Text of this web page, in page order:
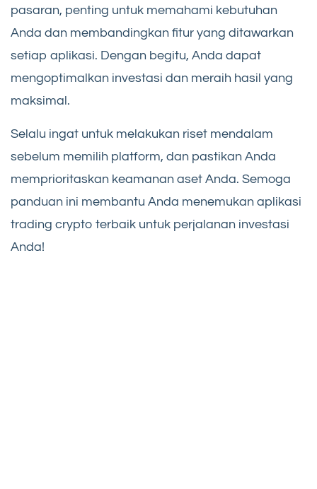
pasaran, penting untuk memahami kebutuhan
Anda dan membandingkan fitur yang ditawarkan
setiap aplikasi. Dengan begitu, Anda dapat
mengoptimalkan investasi dan meraih hasil yang
maksimal.
Selalu ingat untuk melakukan riset mendalam
sebelum memilih platform, dan pastikan Anda
memprioritaskan keamanan aset Anda. Semoga
panduan ini membantu Anda menemukan aplikasi
trading crypto terbaik untuk perjalanan investasi
Anda!